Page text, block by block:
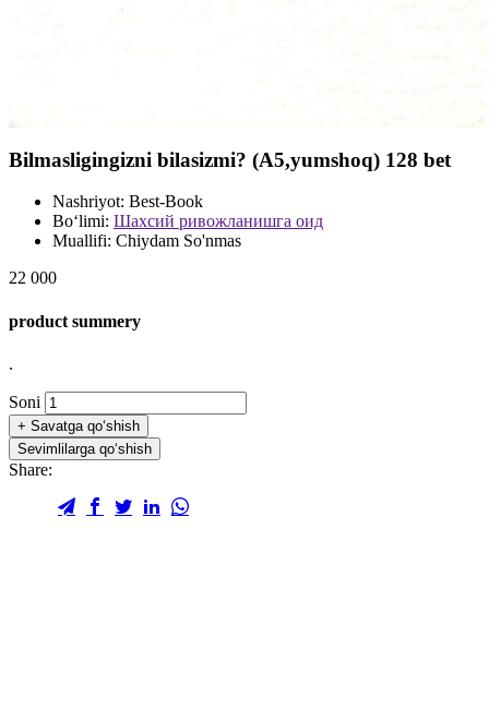
Bilmasligingizni bilasizmi? (A5,yumshoq) 128 bet
Nashriyot: Best-Book
Bo‘limi: Шахсий ривожланишга оид
Muallifi: Chiydam So'nmas
22 000
product summery
.
Soni
+ Savatga qo‘shish
Sevimlilarga qo‘shish
Share: